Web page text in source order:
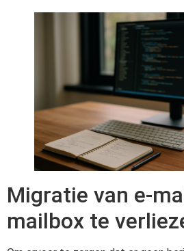
Migratie van e-
mailbox te